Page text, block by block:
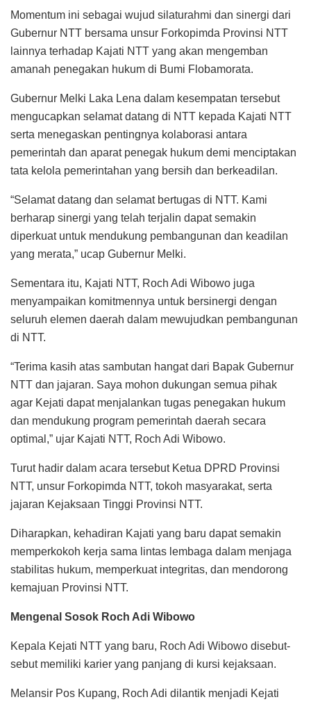
Momentum ini sebagai wujud silaturahmi dan sinergi dari
Gubernur NTT bersama unsur Forkopimda Provinsi NTT
lainnya terhadap Kajati NTT yang akan mengemban
amanah penegakan hukum di Bumi Flobamorata.
Gubernur Melki Laka Lena dalam kesempatan tersebut
mengucapkan selamat datang di NTT kepada Kajati NTT
serta menegaskan pentingnya kolaborasi antara
pemerintah dan aparat penegak hukum demi menciptakan
tata kelola pemerintahan yang bersih dan berkeadilan.
“Selamat datang dan selamat bertugas di NTT. Kami
berharap sinergi yang telah terjalin dapat semakin
diperkuat untuk mendukung pembangunan dan keadilan
yang merata,” ucap Gubernur Melki.
Sementara itu, Kajati NTT, Roch Adi Wibowo juga
menyampaikan komitmennya untuk bersinergi dengan
seluruh elemen daerah dalam mewujudkan pembangunan
di NTT.
“Terima kasih atas sambutan hangat dari Bapak Gubernur
NTT dan jajaran. Saya mohon dukungan semua pihak
agar Kejati dapat menjalankan tugas penegakan hukum
dan mendukung program pemerintah daerah secara
optimal,” ujar Kajati NTT, Roch Adi Wibowo.
Turut hadir dalam acara tersebut Ketua DPRD Provinsi
NTT, unsur Forkopimda NTT, tokoh masyarakat, serta
jajaran Kejaksaan Tinggi Provinsi NTT.
Diharapkan, kehadiran Kajati yang baru dapat semakin
memperkokoh kerja sama lintas lembaga dalam menjaga
stabilitas hukum, memperkuat integritas, dan mendorong
kemajuan Provinsi NTT.
Mengenal Sosok Roch Adi Wibowo
Kepala Kejati NTT yang baru, Roch Adi Wibowo disebut-
sebut memiliki karier yang panjang di kursi kejaksaan.
Melansir Pos Kupang, Roch Adi dilantik menjadi Kejati